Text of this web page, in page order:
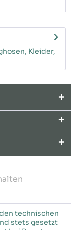
Kleider,
technischen
stets gesetzt